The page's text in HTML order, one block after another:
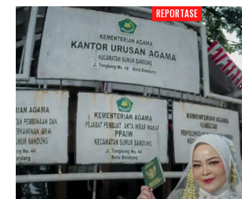
REPORTASE